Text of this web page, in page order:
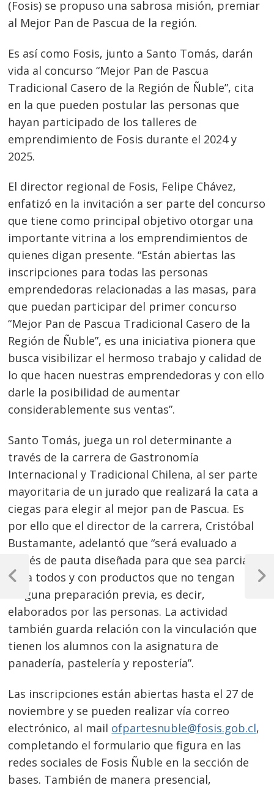
(Fosis) se propuso una sabrosa misión, premiar
al Mejor Pan de Pascua de la región.
Es así como Fosis, junto a Santo Tomás, darán
vida al concurso “Mejor Pan de Pascua
Tradicional Casero de la Región de Ñuble”, cita
en la que pueden postular las personas que
hayan participado de los talleres de
emprendimiento de Fosis durante el 2024 y
2025.
El director regional de Fosis, Felipe Chávez,
enfatizó en la invitación a ser parte del concurso
que tiene como principal objetivo otorgar una
importante vitrina a los emprendimientos de
quienes digan presente. “Están abiertas las
inscripciones para todas las personas
emprendedoras relacionadas a las masas, para
que puedan participar del primer concurso
“Mejor Pan de Pascua Tradicional Casero de la
Región de Ñuble”, es una iniciativa pionera que
busca visibilizar el hermoso trabajo y calidad de
lo que hacen nuestras emprendedoras y con ello
darle la posibilidad de aumentar
considerablemente sus ventas”.
Santo Tomás, juega un rol determinante a
través de la carrera de Gastronomía
Internacional y Tradicional Chilena, al ser parte
mayoritaria de un jurado que realizará la cata a
ciegas para elegir al mejor pan de Pascua. Es
por ello que el director de la carrera, Cristóbal
Bustamante, adelantó que “será evaluado a
través de pauta diseñada para que sea parcial
para todos y con productos que no tengan
ninguna preparación previa, es decir,
elaborados por las personas. La actividad
también guarda relación con la vinculación que
tienen los alumnos con la asignatura de
panadería, pastelería y repostería”.
Las inscripciones están abiertas hasta el 27 de
noviembre y se pueden realizar vía correo
electrónico, al mail ofpartesnuble@fosis.gob.cl,
completando el formulario que figura en las
redes sociales de Fosis Ñuble en la sección de
bases. También de manera presencial,
Navegación
de
entradas
Previous
Next